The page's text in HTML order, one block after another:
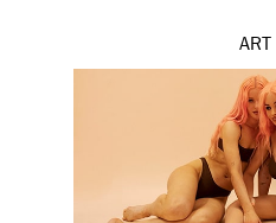
ART